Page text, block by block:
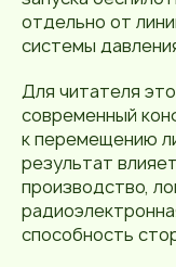
отдельно от
системы
Для читателя
современный
к перемещению
результат
производство,
способность